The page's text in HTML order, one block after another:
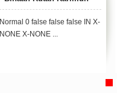
Satu-satu Di Karimun
Normal 0 false false false IN X-
NONE X-NONE ...